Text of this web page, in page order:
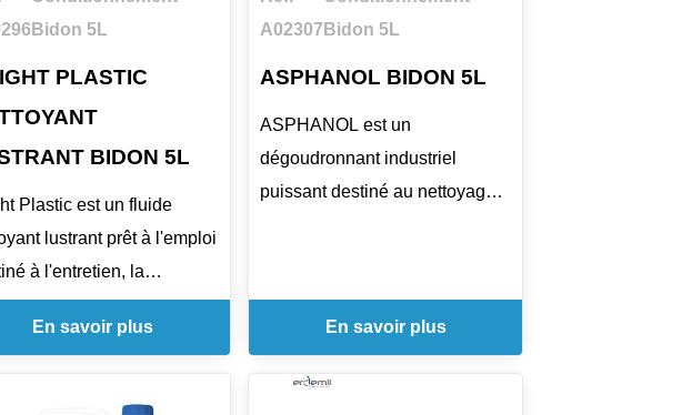
Bidon 5L
PLASTIC
BIDON 5L
Plastic est un fluide
lustrant prêt à l'emploi
à l'entretien, la
et la protection des
plastiques et
Il nettoie, fait briller
et aide à retarder
En savoir plus
A02307 Bidon 5L
ASPHANOL BIDON 5L
ASPHANOL est un
dégoudronnant industriel
puissant destiné au nettoyage
mouillants qui facilitent la
pénétration dans les dépôts de
goudron. Il s'utilise sur ciment,
En savoir plus